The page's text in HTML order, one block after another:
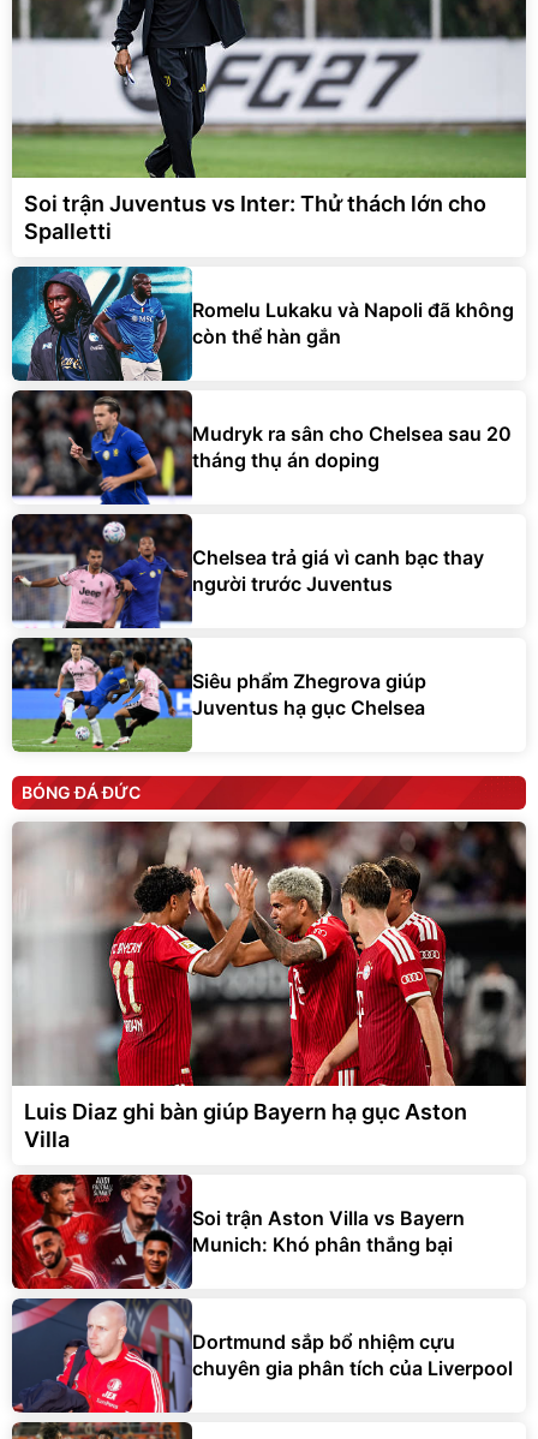
Soi trận Juventus vs Inter: Thử thách lớn cho
Spalletti
Romelu Lukaku và Napoli đã không
còn thể hàn gắn
Mudryk ra sân cho Chelsea sau 20
tháng thụ án doping
Chelsea trả giá vì canh bạc thay
người trước Juventus
Siêu phẩm Zhegrova giúp
Juventus hạ gục Chelsea
BÓNG ĐÁ ĐỨC
Luis Diaz ghi bàn giúp Bayern hạ gục Aston
Villa
Soi trận Aston Villa vs Bayern
Munich: Khó phân thắng bại
Dortmund sắp bổ nhiệm cựu
chuyên gia phân tích của Liverpool